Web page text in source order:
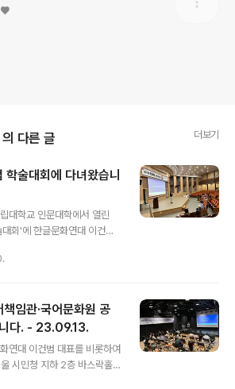
의 다른 글 더보기
술대회에 다녀왔습니
대학교 인문대학에서 열린
회'에 한글문화연대 이건범
회, (사) 토박이말바라기가 마
는 강연이 진행되었습니다.
로 지은 진주시 도로명 주소
연을 뒤로 종합 토론이 이루어
표의 '언어 인권을 반영한 국
다. 일상에서 보이는 외국어
임관·국어문화원 공
동연수회에 다녀왔습니다. - 23.09.13.
대 이건범 대표를 비롯하여
시민청 지하 2층 바스락홀